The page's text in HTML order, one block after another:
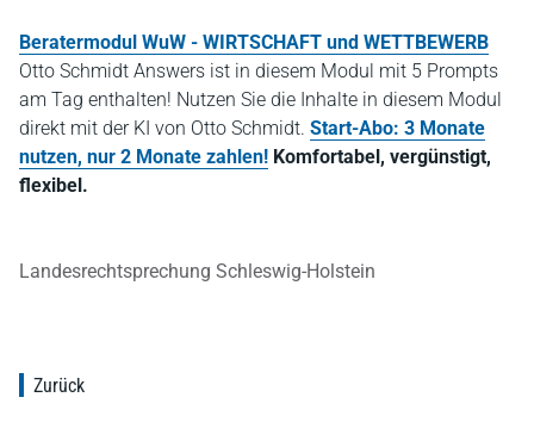
Beratermodul WuW - WIRTSCHAFT und WETTBEWERB
Otto Schmidt Answers ist in diesem Modul mit 5 Prompts
am Tag enthalten! Nutzen Sie die Inhalte in diesem Modul
direkt mit der KI von Otto Schmidt. Start-Abo: 3 Monate
nutzen, nur 2 Monate zahlen! Komfortabel, vergünstigt,
flexibel.
Landesrechtsprechung Schleswig-Holstein
Zurück